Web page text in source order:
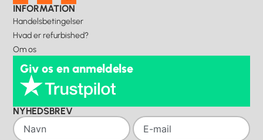
INFORMATION
Handelsbetingelser
Hvad er refurbished?
Om os
Giv os en anmeldelse
NYHEDSBREV